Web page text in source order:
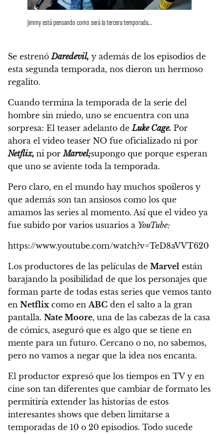
Jimmy está pensando como será la tercera temporada…
Se estrenóDaredevil, y además de los episodios de
esta segunda temporada, nos dieron un hermoso
regalito.
Cuando termina la temporada de la serie del
hombre sin miedo, uno se encuentra con una
sorpresa: El teaser adelanto de Luke Cage. Por
ahora el video teaser NO fue oficializado ni por
Netflix, ni porMarvel;supongo que porque esperan
que uno se aviente toda la temporada.
Pero claro, en el mundo hay muchos spoileros y
que además son tan ansiosos como los que
amamos las series al momento. Así que el video ya
fue subido por varios usuarios a YouTube:
https://www.youtube.com/watch?v=TeD8aVVT620
Los productores de las películas de Marvel están
barajando la posibilidad de que los personajes que
forman parte de todas estas series que vemos tanto
en Netflix como en ABC den el salto a la gran
pantalla. Nate Moore, una de las cabezas de la casa
de cómics, aseguró que es algo que se tiene en
mente para un futuro. Cercano o no, no sabemos,
pero no vamos a negar que la idea nos encanta.
El productor expresó que los tiempos en TV y en
cine son tan diferentes que cambiar de formato les
permitiría extender las historias de estos
interesantes shows que deben limitarse a
temporadas de 10 o 20 episodios. Todo sucede